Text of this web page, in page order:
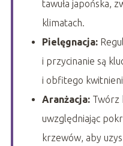
tawuła japońska,
klimatach.
Pielęgnacja:
i przycinanie są
i obfitego
Aranżacja:Twórz
uwzględniając
krzewów, aby